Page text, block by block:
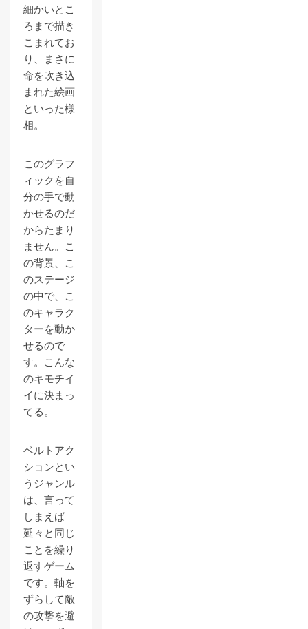
細かいとこ
ろまで描き
こまれてお
り、まさに
命を吹き込
まれた絵画
といった様
相。
このグラフ
ィックを自
分の手で動
かせるのだ
からたまり
ません。こ
の背景、こ
のステージ
の中で、こ
のキャラク
ターを動か
せるので
す。こんな
のキモチイ
イに決まっ
てる。
ベルトアク
ションとい
うジャンル
は、言って
しまえば
延々と同じ
ことを繰り
返すゲーム
です。軸を
ずらして敵
の攻撃を避